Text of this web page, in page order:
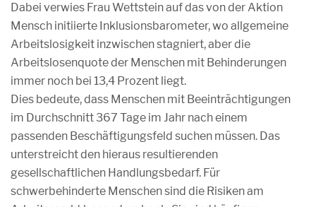
Dabei verwies Frau Wettstein auf das von der Aktion
Mensch initiierte Inklusionsbarometer, wo allgemeine
Arbeitslosigkeit inzwischen stagniert, aber die
Arbeitslosenquote der Menschen mit Behinderungen
immer noch bei 13,4 Prozent liegt.
Dies bedeute, dass Menschen mit Beeinträchtigungen
im Durchschnitt 367 Tage im Jahr nach einem
passenden Beschäftigungsfeld suchen müssen. Das
unterstreicht den hieraus resultierenden
gesellschaftlichen Handlungsbedarf. Für
schwerbehinderte Menschen sind die Risiken am